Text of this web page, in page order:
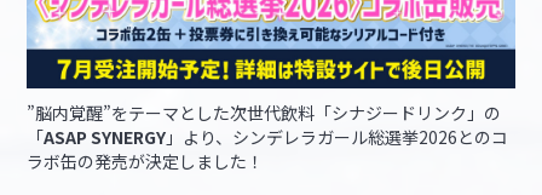
”脳内覚醒”をテーマとした次世代飲料「シナジードリンク」の
「ASAP SYNERGY 」より、シンデレラガール総選挙2026とのコ
ラボ缶の発売が決定しました！